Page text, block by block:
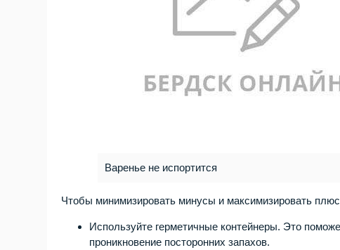
Варенье не испортится
Чтобы минимизировать минусы и максимизировать
Используйте герметичные контейнеры. Это
проникновение посторонних запахов.